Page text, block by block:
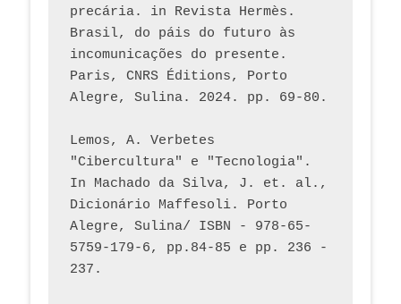
precária. in Revista Hermès.
Brasil, do páis do futuro às
incomunicações do presente.
Paris, CNRS Éditions, Porto
Lemos, A. Verbetes
"Cibercultura" e "Tecnologia".
In Machado da Silva, J. et. al.,
Dicionário Maffesoli. Porto
Alegre, Sulina/ ISBN - 978-65-
5759-179-6, pp.84-85 e pp. 236 -
237.